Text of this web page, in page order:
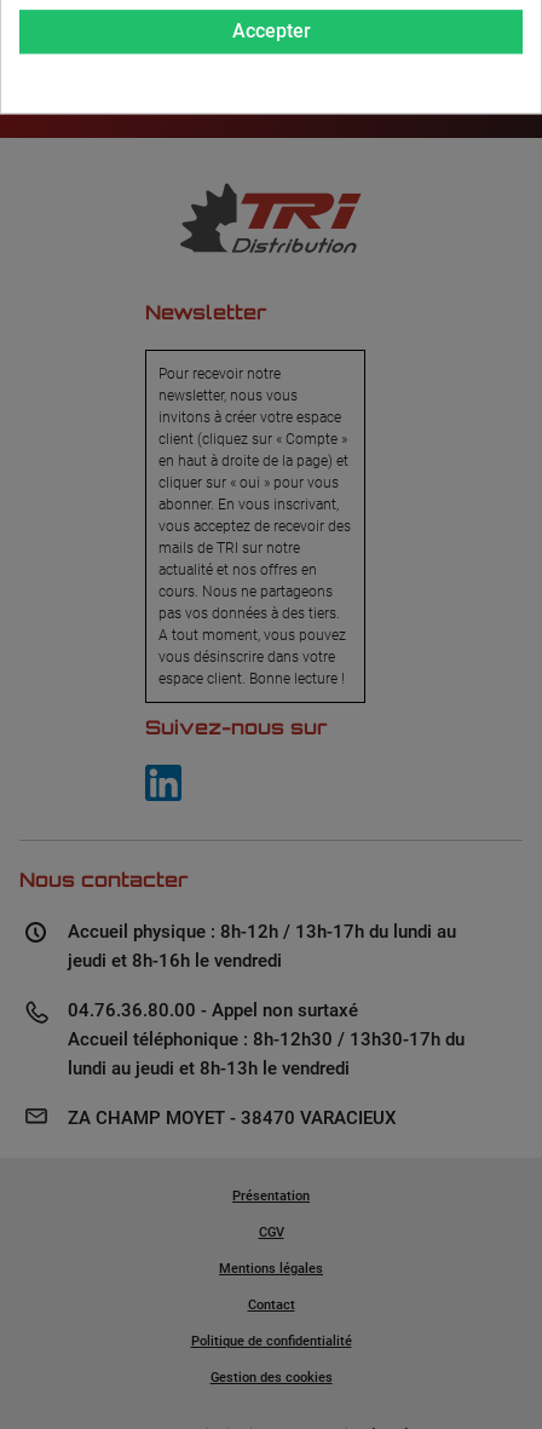
Newsletter
Pour recevoir notre
newsletter, nous vous
invitons à créer votre espace
client (cliquez sur « Compte »
en haut à droite de la page) et
cliquer sur « oui » pour vous
abonner. En vous inscrivant,
vous acceptez de recevoir des
mails de TRI sur notre
actualité et nos offres en
cours. Nous ne partageons
pas vos données à des tiers.
A tout moment, vous pouvez
vous désinscrire dans votre
espace client. Bonne lecture !
Suivez-nous sur
Nous contacter
Accueil physique : 8h-12h / 13h-17h du lundi au
jeudi et 8h-16h le vendredi
04.76.36.80.00 - Appel non surtaxé
Accueil téléphonique : 8h-12h30 / 13h30-17h du
lundi au jeudi et 8h-13h le vendredi
ZA CHAMP MOYET - 38470 VARACIEUX
Présentation
CGV
Mentions légales
Contact
Politique de confidentialité
Gestion des cookies
Accepter